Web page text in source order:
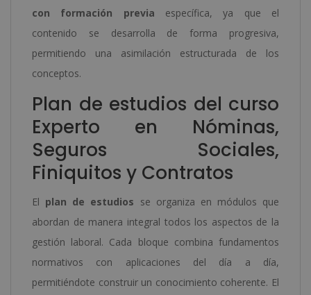
con formación previa específica, ya que el
contenido se desarrolla de forma progresiva,
permitiendo una asimilación estructurada de los
conceptos.
Plan de estudios del curso
Experto en Nóminas,
Seguros Sociales,
Finiquitos y Contratos
El plan de estudios se organiza en módulos que
abordan de manera integral todos los aspectos de la
gestión laboral. Cada bloque combina fundamentos
normativos con aplicaciones del día a día,
permitiéndote construir un conocimiento coherente. El